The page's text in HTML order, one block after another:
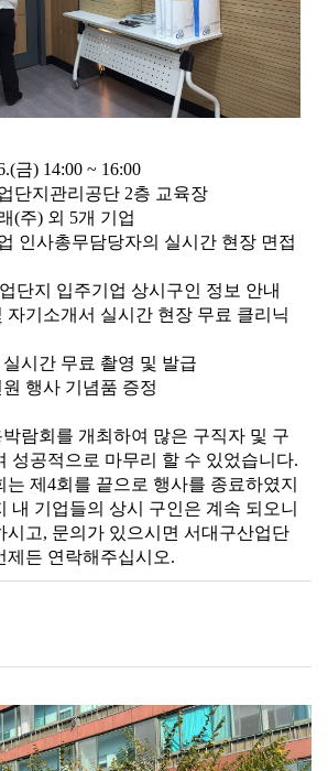
금) 14:00 ~ 16:00
단지관리공단 2층 교육장
(주) 외 5개 기업
인사총무담당자의 실시간 현장 면접
지 입주기업 상시구인 정보 안내
소개서 실시간 현장 무료 클리닉
간 무료 촬영 및 발급
사 기념품 증정
박람회를 개최하여 많은 구직자 및 구
성공적으로 마무리 할 수 있었습니다.
제4회를 끝으로 행사를 종료하였지
내 기업들의 상시 구인은 계속 되오니
시고, 문의가 있으시면 서대구산업단
제든 연락해주십시오.